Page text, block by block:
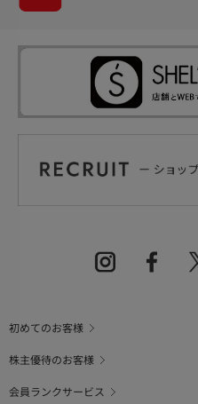
初めてのお客様
株主優待のお客様
会員ランクサービス